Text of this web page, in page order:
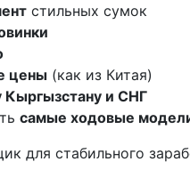
стильных сумок
цены (как из Китая)
Кыргызстану и СНГ
самые ходовые
для стабильного